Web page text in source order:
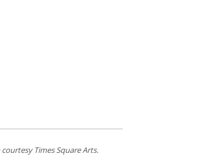
Times Square Arts.